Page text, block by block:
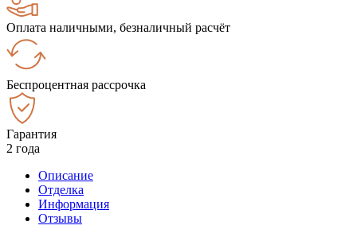
Оплата наличными, безналичный расчёт
Беспроцентная рассрочка
Гарантия
2 года
Описание
Отделка
Информация
Отзывы